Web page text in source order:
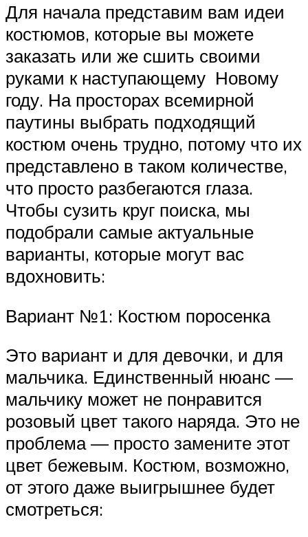
Для начала представим вам идеи
костюмов, которые вы можете
заказать или же сшить своими
руками к наступающему Новому
году. На просторах всемирной
паутины выбрать подходящий
костюм очень трудно, потому что их
представлено в таком количестве,
что просто разбегаются глаза.
Чтобы сузить круг поиска, мы
подобрали самые актуальные
варианты, которые могут вас
вдохновить:
Вариант №1: Костюм поросенка
Это вариант и для девочки, и для
мальчика. Единственный нюанс —
мальчику может не понравится
розовый цвет такого наряда. Это не
проблема — просто замените этот
цвет бежевым. Костюм, возможно,
от этого даже выигрышнее будет
смотреться: